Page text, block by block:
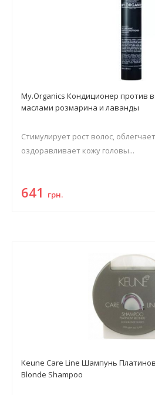
My.Organics Кондиционер против
маслами розмарина и лаванды
Стимулирует рост волос,
оздоравливает кожу головы...
641 грн.
Keune Care Line Шампунь
Blonde Shampoo